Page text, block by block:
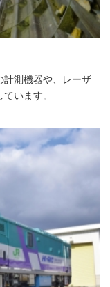
計測機器や、レーザ
います。